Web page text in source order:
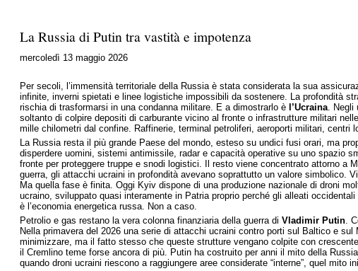
La Russia di Putin tra vastità e impotenza
mercoledì 13 maggio 2026
Per secoli, l’immensità territoriale della Russia è stata considerata la sua
infinite, inverni spietati e linee logistiche impossibili da sostenere. La profondità
rischia di trasformarsi in una condanna militare. E a dimostrarlo è l’Ucraina. Negli
soltanto di colpire depositi di carburante vicino al fronte o infrastrutture militari
mille chilometri dal confine. Raffinerie, terminal petroliferi, aeroporti militari,
La Russia resta il più grande Paese del mondo, esteso su undici fusi orari, ma
disperdere uomini, sistemi antimissile, radar e capacità operative su uno spazio
fronte per proteggere truppe e snodi logistici. Il resto viene concentrato attorno a
guerra, gli attacchi ucraini in profondità avevano soprattutto un valore simbolico.
Ma quella fase è finita. Oggi Kyiv dispone di una produzione nazionale di droni
ucraino, sviluppato quasi interamente in Patria proprio perché gli alleati
è l’economia energetica russa. Non a caso.
Petrolio e gas restano la vera colonna finanziaria della guerra di Vladimir Putin.
Nella primavera del 2026 una serie di attacchi ucraini contro porti sul Baltico e
minimizzare, ma il fatto stesso che queste strutture vengano colpite con
il Cremlino teme forse ancora di più. Putin ha costruito per anni il mito della
quando droni ucraini riescono a raggiungere aree considerate “interne”, quel